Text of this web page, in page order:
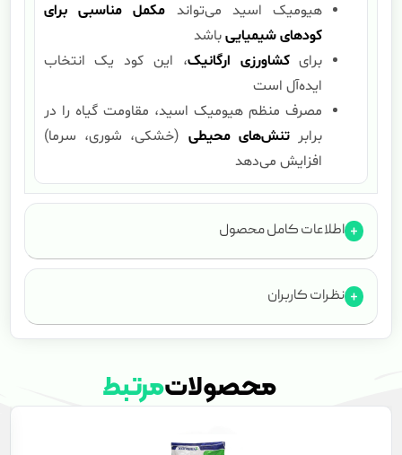
هیومیک اسید می‌تواند مکمل مناسبی برای
کودهای شیمیاییباشد
برایکشاورزی ارگانیک، این کود یک انتخاب
ایده‌آل است
مصرف منظم هیومیک اسید، مقاومت گیاه را در
برابر تنش‌های محیطی (خشکی، شوری، سرما)
افزایش می‌دهد
اطلاعات کامل محصول
نظرات کاربران
محصولاتمرتبط